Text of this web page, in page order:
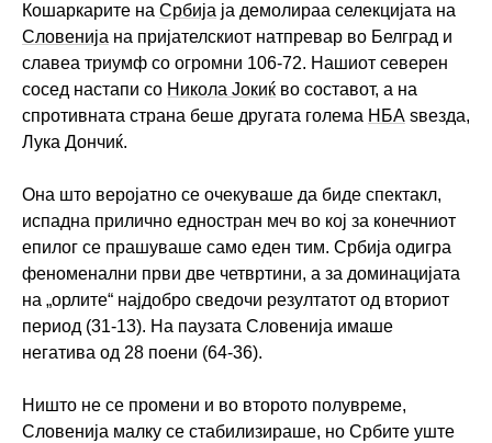
Кошаркарите на Србија ја демолираа селекцијата на
Словенија на пријателскиот натпревар во Белград и
славеа триумф со огромни 106-72. Нашиот северен
сосед настапи со Никола Јокиќ во составот, а на
спротивната страна беше другата голема НБА ѕвезда,
Лука Дончиќ.
Она што веројатно се очекуваше да биде спектакл,
испадна прилично едностран меч во кој за конечниот
епилог се прашуваше само еден тим. Србија одигра
феноменални први две четвртини, а за доминацијата
на „орлите“ најдобро сведочи резултатот од вториот
период (31-13). На паузата Словенија имаше
негатива од 28 поени (64-36).
Ништо не се промени и во второто полувреме,
Словенија малку се стабилизираше, но Србите уште